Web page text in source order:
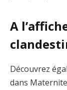
A
Découvrez
dans